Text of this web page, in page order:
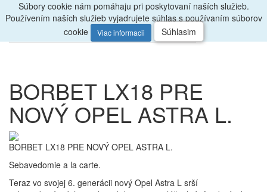
Radiporadíme, zavolajte047/4397722
Menu
0
BORBET LX18 PRE
NOVÝ OPEL ASTRA L.
BORBET LX18 PRE NOVÝ OPEL ASTRA L.
Sebavedomie a la carte.
Teraz vo svojej 6. generácii nový Opel Astra L srší
Súbory cookie nám pomáhaju pri poskytovaní naších služieb.
Používením naších služieb vyjadrujete súhlas s používaním súborov
cookie
Viac informacii Súhlasim